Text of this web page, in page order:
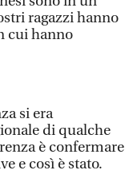
ragazzi hanno
cui hanno
si era
di qualche
è confermare
e così è stato.